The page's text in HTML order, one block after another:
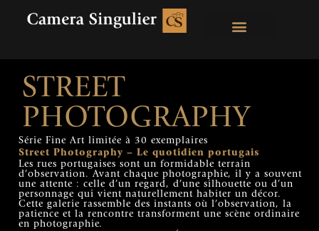
STREET
PHOTOGRAPHY
Série Fine Art limitée à 30 exemplaires
Street Photography – Lequotidien portugais
Les rues portugaises sont un formidable terrain
d’observation. Avant chaque photographie, il y a souvent
une attente : celle d’un regard, d’une silhouette ou d’un
personnage qui vient naturellement habiter un décor.
Cette galerie rassemble des instants où l’observation, la
patience et la rencontre transforment une scène ordinaire
en photographie.